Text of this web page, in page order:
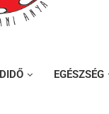
EGÉSZSÉG